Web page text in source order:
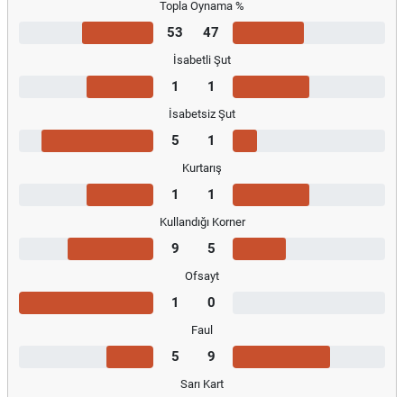
Topla Oynama %
53 47
İsabetli Şut
1 1
İsabetsiz Şut
5 1
Kurtarış
1 1
Kullandığı Korner
9 5
Ofsayt
1 0
Faul
5 9
Sarı Kart